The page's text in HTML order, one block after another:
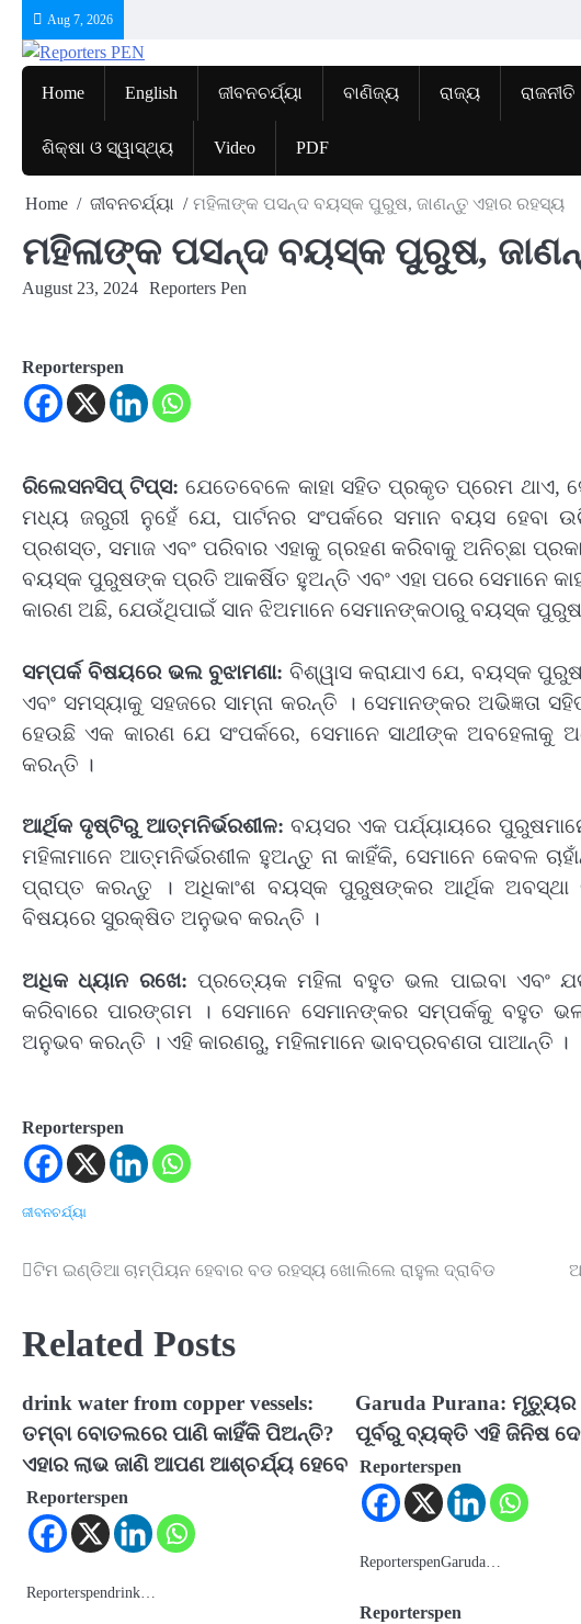
content
Aug 7, 2026
Home English ଜୀବନଚର୍ଯ୍ୟା ବାଣିଜ୍ୟ ରାଜ୍ୟ ରାଜନୀତି
ଶିକ୍ଷା ଓ ସ୍ୱାସ୍ଥ୍ୟ Video PDF
Home ଜୀବନଚର୍ଯ୍ୟା ମହିଳାଙ୍କ ପସନ୍ଦ ବୟସ୍କ ପୁରୁଷ, ଜାଣନ୍ତୁ ଏହାର ରହସ୍ୟ
ମହିଳାଙ୍କ ପସନ୍ଦ ବୟସ୍କ ପୁରୁଷ,
August 23, 2024 Reporters Pen
Reporterspen
ରିଲେସନସିପ୍ ଟିପ୍ସ: ଯେତେବେଳେ କାହା ସହିତ ପ୍ରକୃତ ପ୍ରେମ ଥାଏ,
ମଧ୍ୟ ଜରୁରୀ ନୁହେଁ ଯେ, ପାର୍ଟନର ସଂପର୍କରେ ସମାନ ବୟସ
ପ୍ରଶସ୍ତ, ସମାଜ ଏବଂ ପରିବାର ଏହାକୁ ଗ୍ରହଣ କରିବାକୁ ଅନିଚ୍ଛା
ବୟସ୍କ ପୁରୁଷଙ୍କ ପ୍ରତି ଆକର୍ଷିତ ହୁଅନ୍ତି ଏବଂ ଏହା ପରେ ସେମାନେ
କାରଣ ଅଛି, ଯେଉଁଥିପାଇଁ ସାନ ଝିଅମାନେ ସେମାନଙ୍କଠାରୁ ବୟସ୍କ
ସମ୍ପର୍କ ବିଷୟରେ ଭଲ ବୁଝାମଣା: ବିଶ୍ୱାସ କରାଯାଏ ଯେ, ବୟସ୍କ
ଏବଂ ସମସ୍ୟାକୁ ସହଜରେ ସାମ୍ନା କରନ୍ତି । ସେମାନଙ୍କର ଅଭିଜ୍ଞତା
ହେଉଛି ଏକ କାରଣ ଯେ ସଂପର୍କରେ, ସେମାନେ ସାଥୀଙ୍କ
କରନ୍ତି ।
ଆର୍ଥିକ ଦୃଷ୍ଟିରୁ ଆତ୍ମନିର୍ଭରଶୀଳ: ବୟସର ଏକ ପର୍ଯ୍ୟାୟରେ
ମହିଳାମାନେ ଆତ୍ମନିର୍ଭରଶୀଳ ହୁଅନ୍ତୁ ନା କାହିଁକି, ସେମାନେ କେବଳ
ପ୍ରାପ୍ତ କରନ୍ତୁ । ଅଧିକାଂଶ ବୟସ୍କ ପୁରୁଷଙ୍କର ଆର୍ଥିକ
ବିଷୟରେ ସୁରକ୍ଷିତ ଅନୁଭବ କରନ୍ତି ।
ଅଧିକ ଧ୍ୟାନ ରଖେ: ପ୍ରତ୍ୟେକ ମହିଳା ବହୁତ ଭଲ ପାଇବା ଏବଂ
କରିବାରେ ପାରଙ୍ଗମ । ସେମାନେ ସେମାନଙ୍କର ସମ୍ପର୍କକୁ ବହୁତ
ଅନୁଭବ କରନ୍ତି । ଏହି କାରଣରୁ, ମହିଳାମାନେ ଭାବପ୍ରବଣତା ପାଆନ୍ତି ।
Reporterspen
ଜୀବନଚର୍ଯ୍ୟା
Post
ଟିମ ଇଣ୍ଡିଆ ଚାମ୍ପିୟନ ହେବାର ବଡ ରହସ୍ୟ ଖୋଲିଲେ ରାହୁଲ ଦ୍ରାବିଡ
Related Posts
drink water from copper vessels:
ତମ୍ବା ବୋତଲରେ ପାଣି କାହିଁକି ପିଅନ୍ତି?
ଏହାର ଲାଭ ଜାଣି ଆପଣ ଆଶ୍ଚର୍ଯ୍ୟ ହେବେ
Reporterspen
Reporterspendrink…
Garuda Purana:
ପୂର୍ବରୁ ବ୍ୟକ୍ତି ଏହି ଜିନିଷ
Reporterspen
ReporterspenGaruda…
Reporterspen